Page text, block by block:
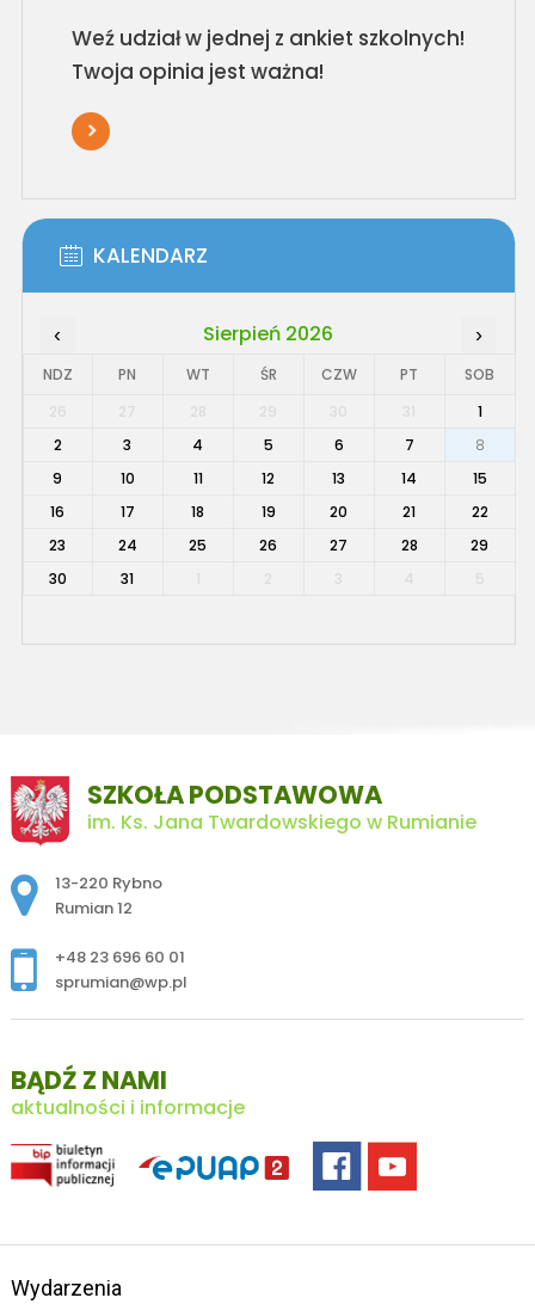
Weź udział w jednej z ankiet szkolnych!
Twoja opinia jest ważna!
KALENDARZ
‹ Sierpień 2026 ›
NDZ PN WT ŚR CZW PT
SOB
1
2
3 4 5 6 7
8
9
10 11 12 13 14
15
16
17 18 19 20 21
22
23
24 25 26 27 28
29
30
31
SZKOŁA PODSTAWOWA
im. Ks. Jana Twardowskiego w Rumianie
Adres pocztowy:
13-220 Rybno
Rumian 12
+48 23 696 60 01
sprumian@wp.pl
BĄDŹ Z NAMI
aktualności i informacje
Wydarzenia